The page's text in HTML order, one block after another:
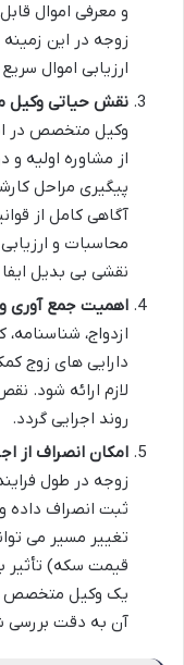
و معرفی اموال
زوجه در این
ارزیابی اموال
نقش حیاتی وکیل
وکیل متخصص در
از مشاوره اولیه و
پیگیری مراحل
آگاهی کامل از
محاسبات و
نقشی بی بدیل
اهمیت جمع آوری و
ازدواج،
دارایی های زوج
لازم ارائه شود.
روند اجرایی گردد.
امکان انصراف از
زوجه در طول
ثبت انصراف داده
تغییر مسیر می
قیمت سکه) تأثیر
یک وکیل متخصص
آن به دقت بررسی